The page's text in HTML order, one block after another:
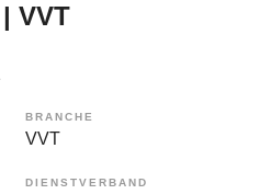
VVT
BRANCHE
VVT
DIENSTVERBAND